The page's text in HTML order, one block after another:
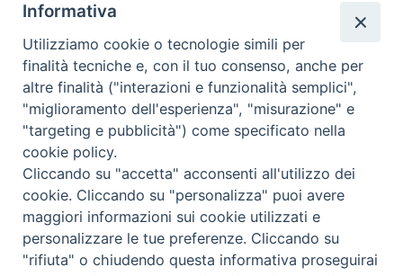
Redazione
Scrivici
Copyright © 2019 - Tutti i diritti riservati - Vita
Trentina Editrice
Privacy Policy
Torna
Informativa
Utilizziamo cookie o tecnologie simili per
finalità tecniche e, con il tuo consenso, anche per
altre finalità ("interazioni e funzionalità semplici",
"miglioramento dell'esperienza", "misurazione" e
"targeting e pubblicità") come specificato nella
cookie policy.
Cliccando su "accetta" acconsenti all'utilizzo dei
cookie. Cliccando su "personalizza" puoi avere
maggiori informazioni sui cookie utilizzati e
personalizzare le tue preferenze. Cliccando su
"rifiuta" o chiudendo questa informativa proseguirai